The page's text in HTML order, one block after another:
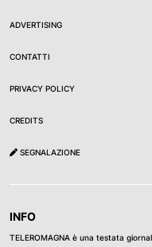
ADVERTISING
CONTATTI
PRIVACY POLICY
CREDITS
SEGNALAZIONE
INFO
TELEROMAGNA è una testata